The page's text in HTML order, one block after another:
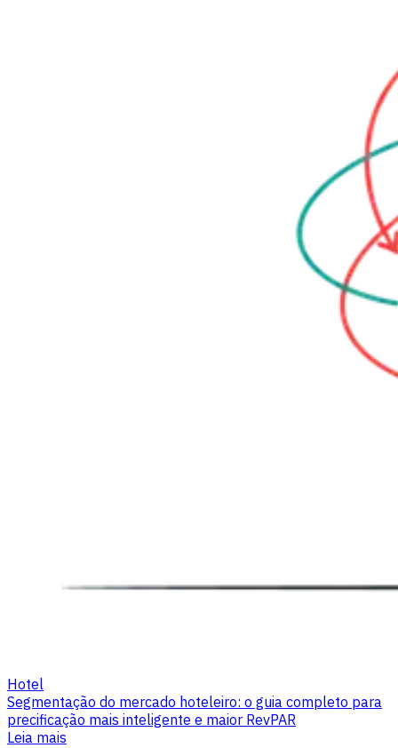
Hotel
Segmentação do mercado hoteleiro: o guia completo para
precificação mais inteligente e maior RevPAR
Leia mais